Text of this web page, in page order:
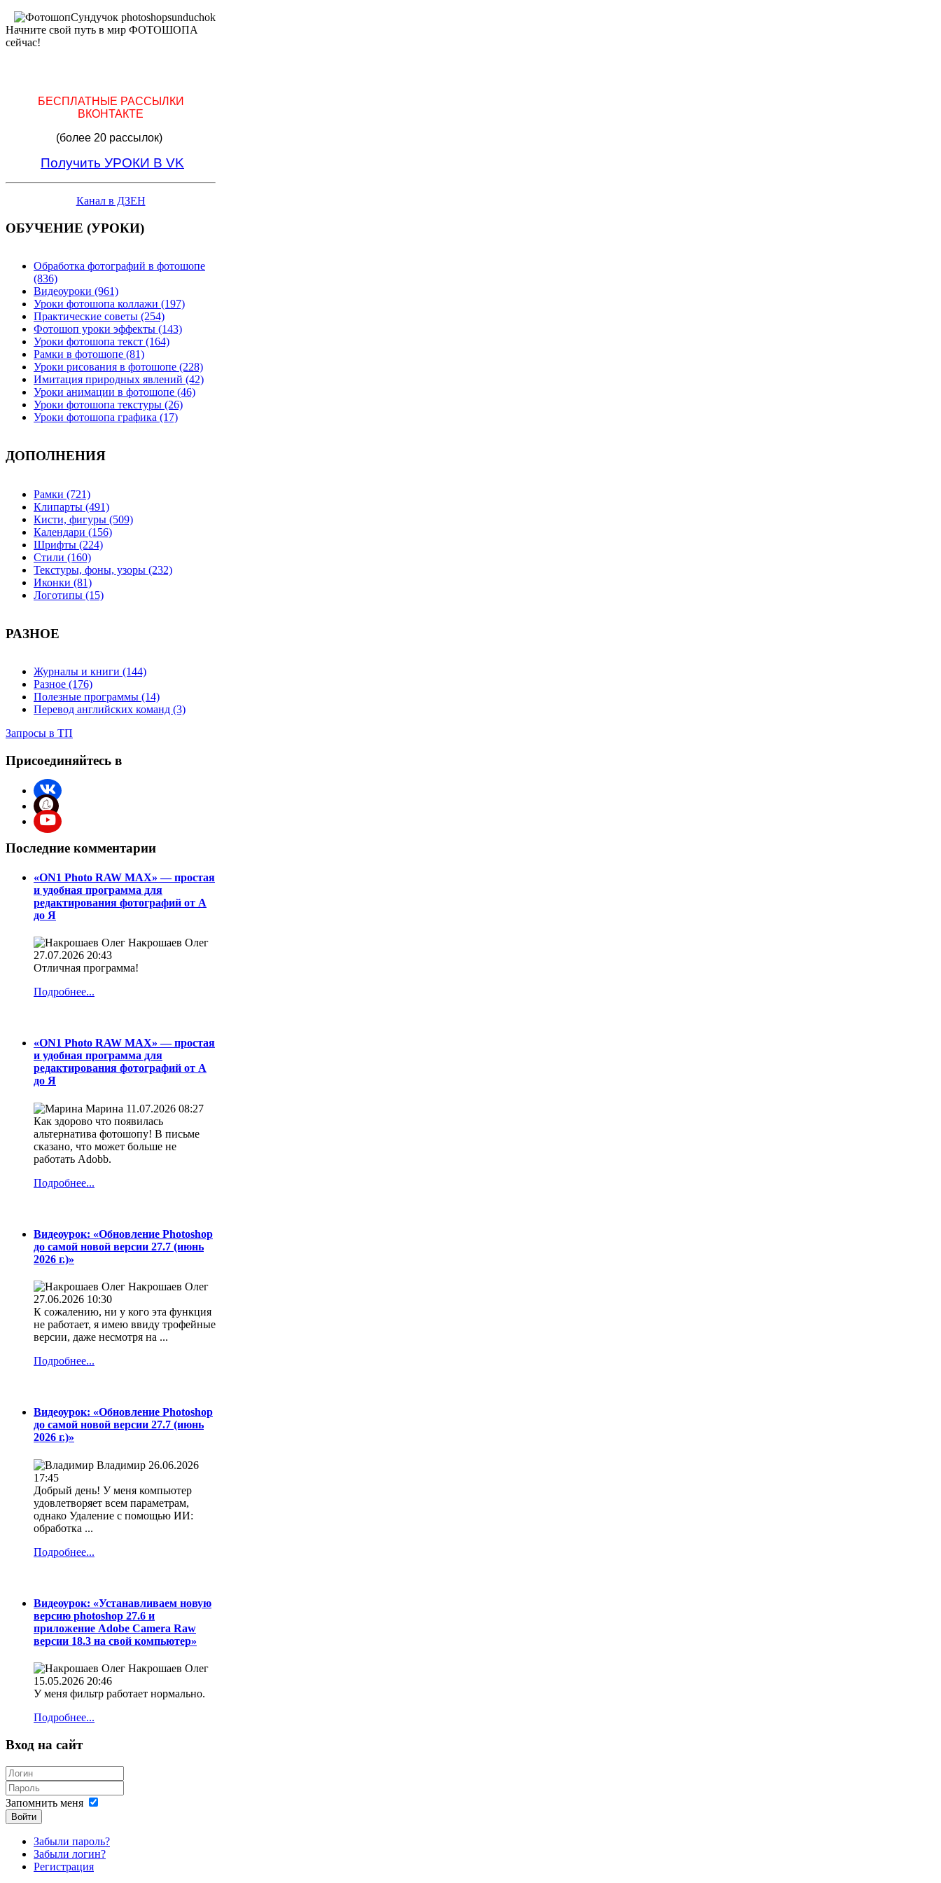
Начните свой путь в мир ФОТОШОПА
сейчас!
БЕСПЛАТНЫЕ РАССЫЛКИ
ВКОНТАКТЕ
(более 20 рассылок)
Получить УРОКИ В VK
Канал в ДЗЕН
ОБУЧЕНИЕ (УРОКИ)
Обработка фотографий в фотошопе
(836)
Видеоуроки (961)
Уроки фотошопа коллажи (197)
Практические советы (254)
Фотошоп уроки эффекты (143)
Уроки фотошопа текст (164)
Рамки в фотошопе (81)
Уроки рисования в фотошопе (228)
Имитация природных явлений (42)
Уроки анимации в фотошопе (46)
Уроки фотошопа текстуры (26)
Уроки фотошопа графика (17)
ДОПОЛНЕНИЯ
Рамки (721)
Клипарты (491)
Кисти, фигуры (509)
Календари (156)
Шрифты (224)
Стили (160)
Текстуры, фоны, узоры (232)
Иконки (81)
Логотипы (15)
РАЗНОЕ
Журналы и книги (144)
Разное (176)
Полезные программы (14)
Перевод английских команд (3)
Запросы в ТП
Присоединяйтесь в
Последние комментарии
«ON1 Photo RAW MAX» — простая
и удобная программа для
редактирования фотографий от А
до Я
Накрошаев Олег
27.07.2026 20:43
Отличная программа!
Подробнее...
«ON1 Photo RAW MAX» — простая
и удобная программа для
редактирования фотографий от А
до Я
Марина 11.07.2026 08:27
Как здорово что появилась
альтернатива фотошопу! В письме
сказано, что может больше не
работать Adobb.
Подробнее...
Видеоурок: «Обновление Photoshop
до самой новой версии 27.7 (июнь
2026 г.)»
Накрошаев Олег
27.06.2026 10:30
К сожалению, ни у кого эта функция
не работает, я имею ввиду трофейные
версии, даже несмотря на ...
Подробнее...
Видеоурок: «Обновление Photoshop
до самой новой версии 27.7 (июнь
2026 г.)»
Владимир 26.06.2026
17:45
Добрый день! У меня компьютер
удовлетворяет всем параметрам,
однако Удаление с помощью ИИ:
обработка ...
Подробнее...
Видеоурок: «Устанавливаем новую
версию photoshop 27.6 и
приложение Adobe Camera Raw
версии 18.3 на свой компьютер»
Накрошаев Олег
15.05.2026 20:46
У меня фильтр работает нормально.
Подробнее...
Вход на сайт
Запомнить меня
Войти
Забыли пароль?
Забыли логин?
Регистрация